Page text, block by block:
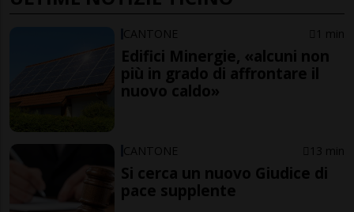
CANTONE 1 min
Edifici Minergie, «alcuni non
più in grado di affrontare il
nuovo caldo»
CANTONE 13 min
Si cerca un nuovo Giudice di
pace supplente